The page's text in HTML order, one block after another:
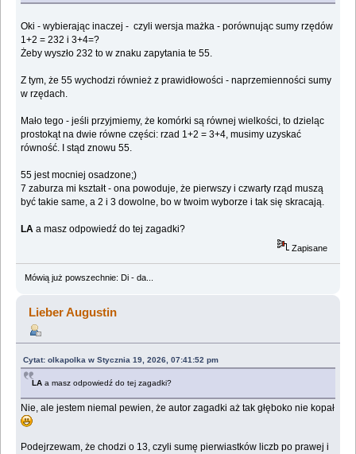
Oki - wybierając inaczej - czyli wersja mażka - porównując sumy rzędów
1+2 = 232 i 3+4=?
Żeby wyszło 232 to w znaku zapytania te 55.
Z tym, że 55 wychodzi również z prawidłowości - naprzemienności sumy
w rzędach.
Mało tego - jeśli przyjmiemy, że komórki są równej wielkości, to dzieląc
prostokąt na dwie równe części: rzad 1+2 = 3+4, musimy uzyskać
równość. I stąd znowu 55.
55 jest mocniej osadzone;)
7 zaburza mi kształt - ona powoduje, że pierwszy i czwarty rząd muszą
być takie same, a 2 i 3 dowolne, bo w twoim wyborze i tak się skracają.
LAa masz odpowiedź do tej zagadki?
Zapisane
Mówią już powszechnie: Di - da...
Lieber Augustin
Cytat: olkapolka w Stycznia 19, 2026, 07:41:52 pm
LAa masz odpowiedź do tej zagadki?
Nie, ale jestem niemal pewien, że autor zagadki aż tak głęboko nie kopał
Podejrzewam, że chodzi o 13, czyli sumę pierwiastków liczb po prawej i